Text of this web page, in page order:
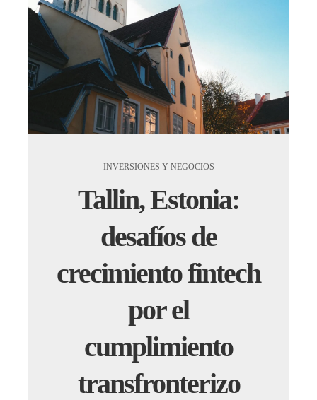
INVERSIONES Y NEGOCIOS
Tallin, Estonia:
desafíos de
crecimiento fintech
por el
cumplimiento
transfronterizo